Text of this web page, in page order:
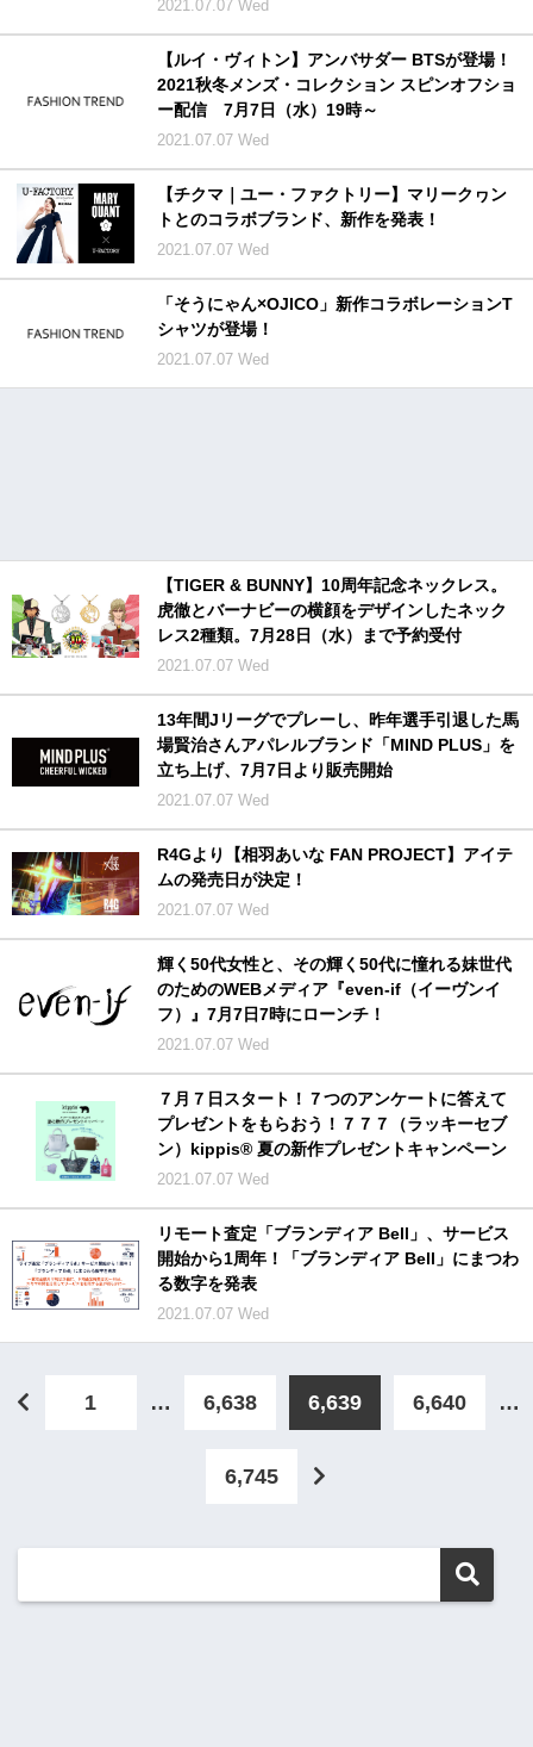
2021.07.07 Wed
【ルイ・ヴィトン】アンバサダー BTSが登場！
2021秋冬メンズ・コレクション スピンオフショ
ー配信 7月7日（水）19時～
2021.07.07 Wed
【チクマ｜ユー・ファクトリー】マリークヮン
トとのコラボブランド、新作を発表！
2021.07.07 Wed
「そうにゃん×OJICO」新作コラボレーションT
シャツが登場！
2021.07.07 Wed
【TIGER & BUNNY】10周年記念ネックレス。
虎徹とバーナビーの横顔をデザインしたネック
レス2種類。7月28日（水）まで予約受付
2021.07.07 Wed
13年間Jリーグでプレーし、昨年選手引退した馬
場賢治さんアパレルブランド「MIND PLUS」を
立ち上げ、7月7日より販売開始
2021.07.07 Wed
R4Gより【相羽あいな FAN PROJECT】アイテ
ムの発売日が決定！
2021.07.07 Wed
輝く50代女性と、その輝く50代に憧れる妹世代
のためのWEBメディア『even-if（イーヴンイ
フ）』7月7日7時にローンチ！
2021.07.07 Wed
​７月７日スタート！７つのアンケートに答えて
プレゼントをもらおう！７７７（ラッキーセブ
ン）kippis® 夏の新作プレゼントキャンペーン
2021.07.07 Wed
リモート査定「ブランディア Bell」、サービス
開始から1周年！「ブランディア Bell」にまつわ
る数字を発表
2021.07.07 Wed
1 … 6,638 6,639 6,640 …
6,745